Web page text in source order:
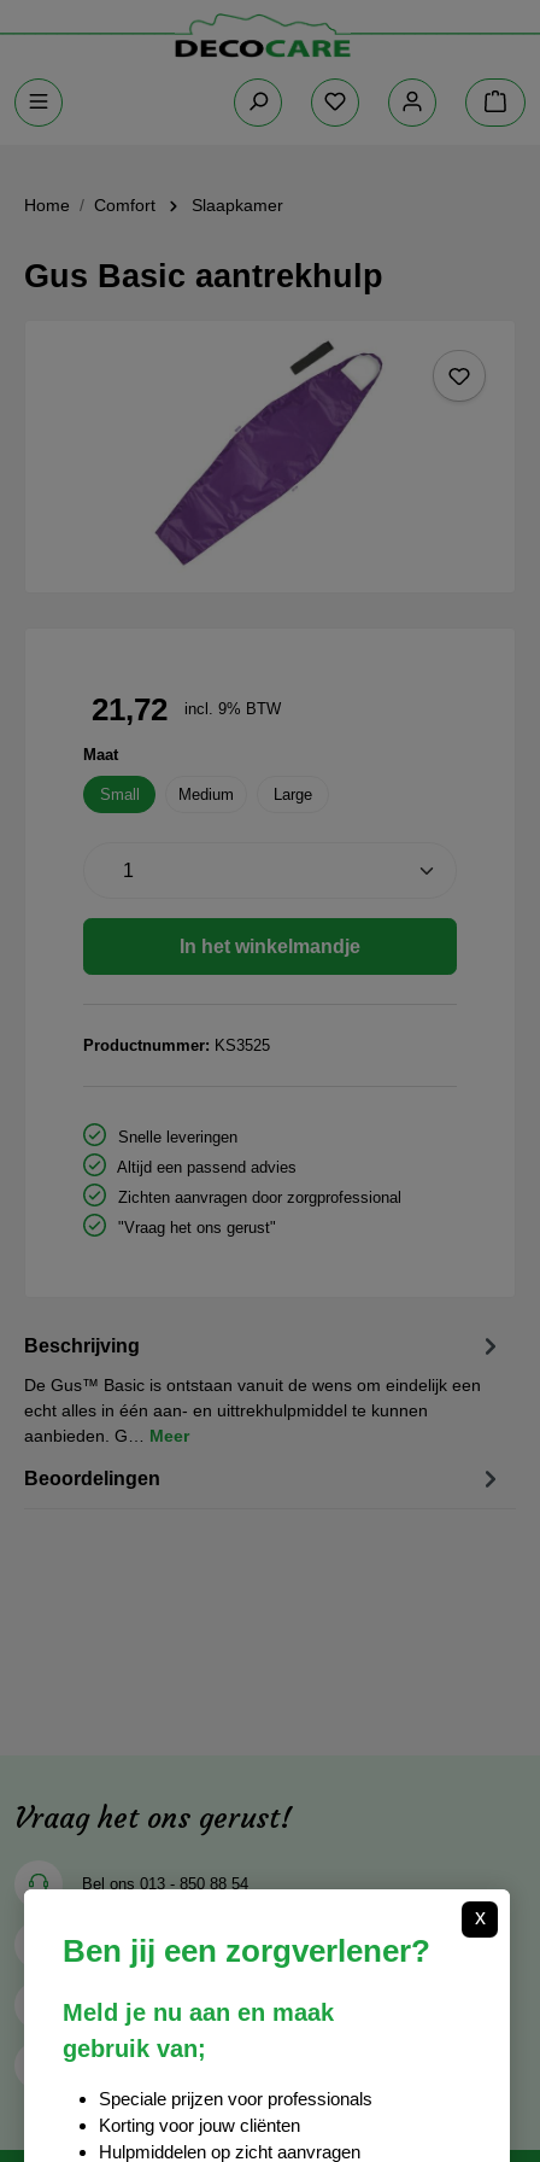
Home Comfort Slaapkamer
Gus Basic aantrekhulp
21,72 incl. 9% BTW
Maat
Small Medium Large
In het winkelmandje
Productnummer: KS3525
Snelle leveringen
Altijd een passend advies
Zichten aanvragen door zorgprofessional
"Vraag het ons gerust"
Beschrijving
De Gus™ Basic is ontstaan vanuit de wens om eindelijk een
echt alles in één aan- en uittrekhulpmiddel te kunnen
aanbieden. G… Meer
Beoordelingen
Vraag het ons gerust!
Bel ons 013 - 850 88 54
Mail onsinfo@decocare.nl
Whatsapp 06 - 81 38 59 03
x
Ben jij een zorgverlener?
Meld je nu aan en maak
gebruik van;
Speciale prijzen voor professionals
Korting voor jouw cliënten
Hulpmiddelen op zicht aanvragen